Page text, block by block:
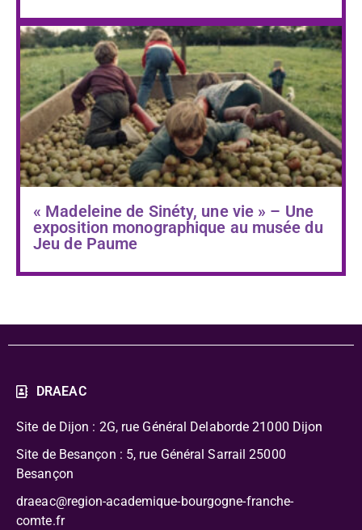
« Madeleine de Sinéty, une vie » – Une
exposition monographique au musée du
Jeu de Paume
DRAEAC
Site de Dijon : 2G, rue Général Delaborde 21000 Dijon
Site de Besançon : 5, rue Général Sarrail 25000
Besançon
draeac@region-academique-bourgogne-franche-
comte.fr